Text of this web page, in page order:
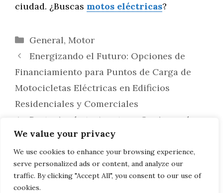
We value your privacy
We use cookies to enhance your browsing experience,
serve personalized ads or content, and analyze our
traffic. By clicking "Accept All", you consent to our use of
cookies.
ciudad. ¿Buscas motos eléctricas?
Categorías
General, Motor
Energizando el Futuro: Opciones de
Financiamiento para Puntos de Carga de
Motocicletas Eléctricas en Edificios
Residenciales y Comerciales
Protegiendo tu Aventura: Opciones de
Seguro para Daños por Condiciones
Climáticas Extremas en Motocicletas
Eléctricas